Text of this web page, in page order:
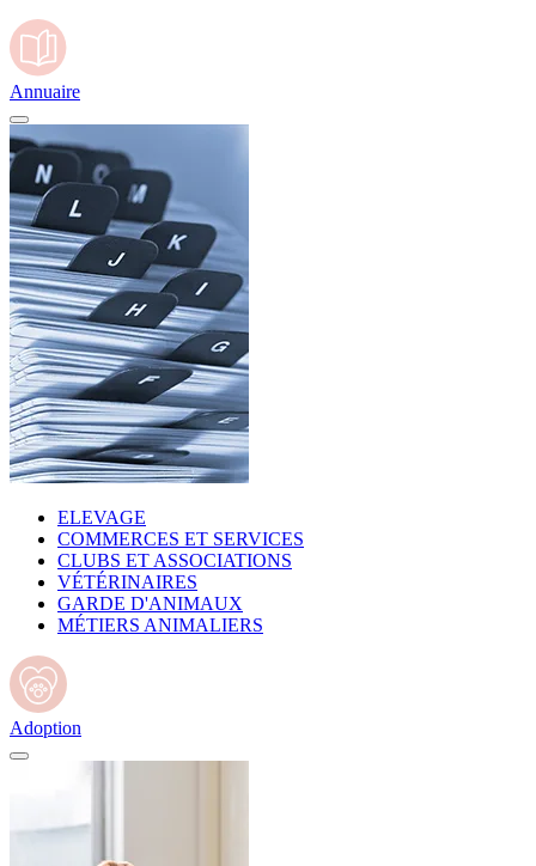
Annuaire
ELEVAGE
COMMERCES ET SERVICES
CLUBS ET ASSOCIATIONS
VÉTÉRINAIRES
GARDE D'ANIMAUX
MÉTIERS ANIMALIERS
Adoption